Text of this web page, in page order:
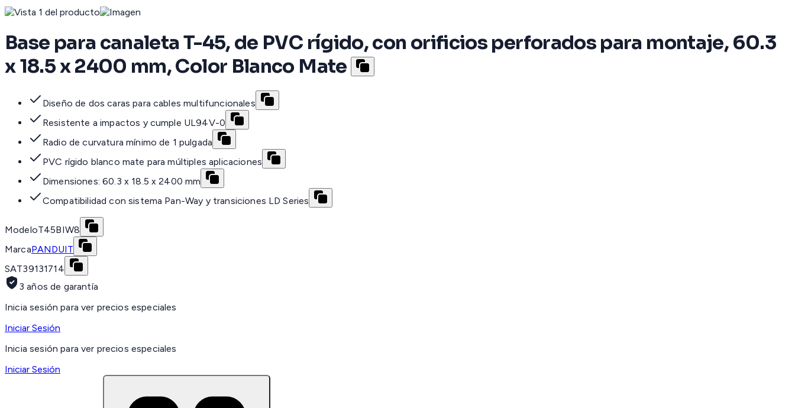
Base para canaleta T-45, de PVC rígido, con orificios perforados para montaje, 60.3
x 18.5 x 2400 mm, Color Blanco Mate
Diseño de dos caras para cables multifuncionales
Resistente a impactos y cumple UL94V-0
Radio de curvatura mínimo de 1 pulgada
PVC rígido blanco mate para múltiples aplicaciones
Dimensiones: 60.3 x 18.5 x 2400 mm
Compatibilidad con sistema Pan-Way y transiciones LD Series
ModeloT45BIW8
MarcaPANDUIT
SAT39131714
3 años de garantía
Inicia sesión para ver precios especiales
Iniciar Sesión
Inicia sesión para ver precios especiales
Iniciar Sesión